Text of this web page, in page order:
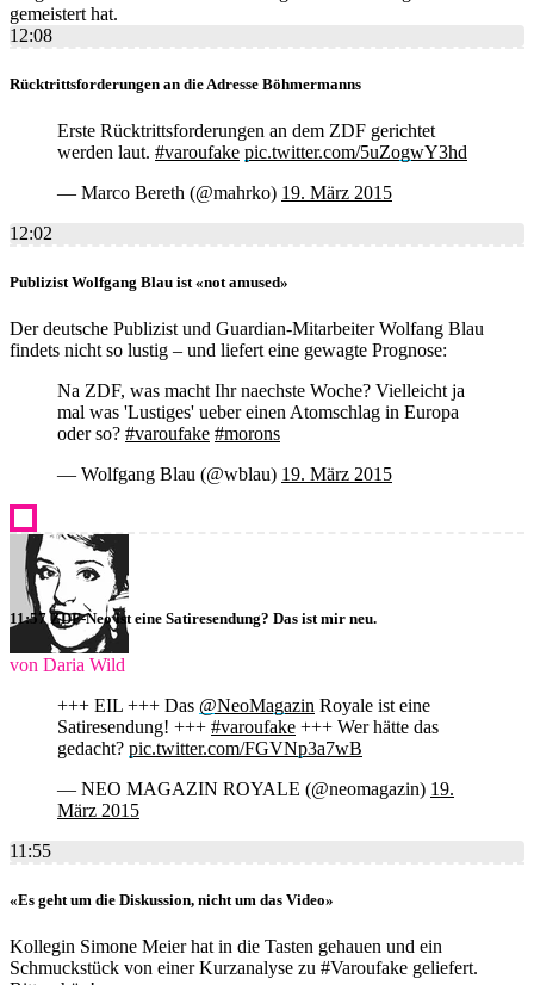
gemeistert hat.
12:08
Rücktrittsforderungen an die Adresse Böhmermanns
Erste Rücktrittsforderungen an dem ZDF gerichtet
werden laut. #varoufake pic.twitter.com/5uZogwY3hd
— Marco Bereth (@mahrko) 19. März 2015
12:02
Publizist Wolfgang Blau ist «not amused»
Der deutsche Publizist und Guardian-Mitarbeiter Wolfang Blau
findets nicht so lustig – und liefert eine gewagte Prognose:
Na ZDF, was macht Ihr naechste Woche? Vielleicht ja
mal was 'Lustiges' ueber einen Atomschlag in Europa
oder so? #varoufake #morons
— Wolfgang Blau (@wblau) 19. März 2015
11:57 ZDF-Neo ist eine Satiresendung? Das ist mir neu.
von Daria Wild
+++ EIL +++ Das @NeoMagazin Royale ist eine
Satiresendung! +++ #varoufake +++ Wer hätte das
gedacht? pic.twitter.com/FGVNp3a7wB
— NEO MAGAZIN ROYALE (@neomagazin) 19.
März 2015
11:55
«Es geht um die Diskussion, nicht um das Video»
Kollegin Simone Meier hat in die Tasten gehauen und ein
Schmuckstück von einer Kurzanalyse zu #Varoufake geliefert.